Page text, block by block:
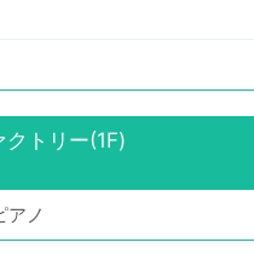
トリー(1F)
アノ